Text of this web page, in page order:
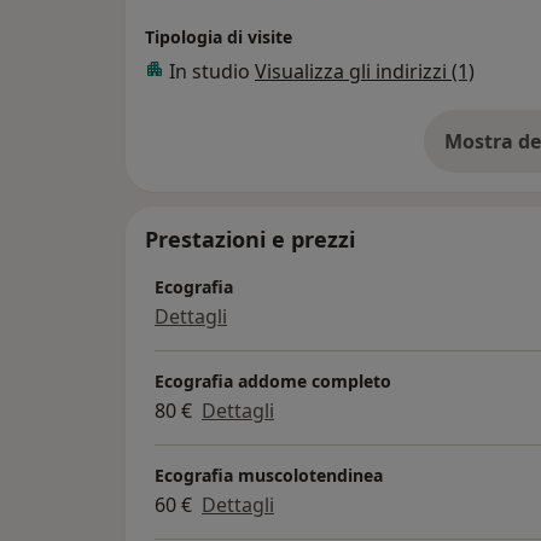
Tipologia di visite
In studio Visualizza gli indirizzi (1)
Mostra
Prestazioni e prezzi
Ecografia
Dettagli
Ecografia addome completo
80 € Dettagli
Ecografia muscolotendinea
60 € Dettagli